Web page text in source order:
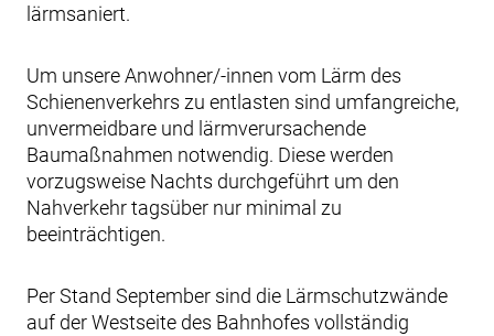
lärmsaniert.
Um unsere Anwohner/-innen vom Lärm des
Schienenverkehrs zu entlasten sind umfangreiche,
unvermeidbare und lärmverursachende
Baumaßnahmen notwendig. Diese werden
vorzugsweise Nachts durchgeführt um den
Nahverkehr tagsüber nur minimal zu
beeinträchtigen.
Per Stand September sind die Lärmschutzwände
auf der Westseite des Bahnhofes vollständig